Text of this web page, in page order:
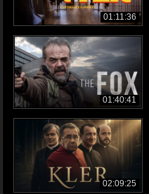
01:11:36
01:40:41
02:09:25